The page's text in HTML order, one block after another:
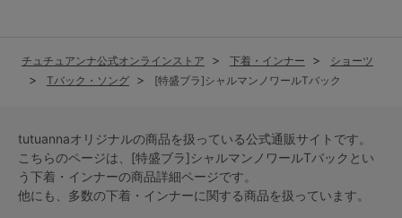
チュチュアンナ公式オンラインストア 下着・インナー
ショーツ
Tバック・ソング
[特盛ブラ]シャルマンノワールTバック
tutuannaオリジナルの商品を扱っている公式通販サイトです。
こちらのページは、[特盛ブラ]シャルマンノワールTバックとい
う下着・インナーの商品詳細ページです。
他にも、多数の下着・インナーに関する商品を扱っています。